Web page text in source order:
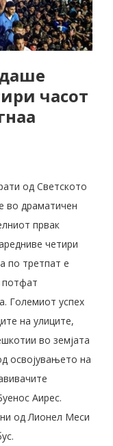
часот
од Светското
во драматичен
првак
четири
по третпат е
потфат
Големиот успех
на улиците,
во земјата
освојувањето на
Аирес.
од Лионел Меси